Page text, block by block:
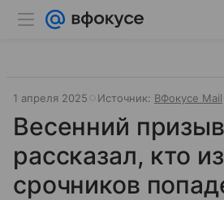
1 апреля 2025 Источник: ВФокусе Mail
Весенний
рассказал, кто из
срочников